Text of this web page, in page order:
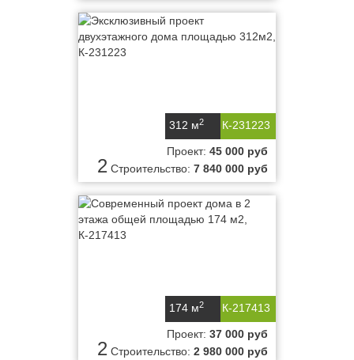
К-231223
312 м2
2
Проект: 45 000 руб
Строительство: 7 840 000 руб
К-217413
174 м2
2
Проект: 37 000 руб
Строительство: 2 980 000 руб